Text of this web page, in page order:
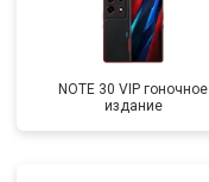
NOTE 30 VIP гоночное
издание